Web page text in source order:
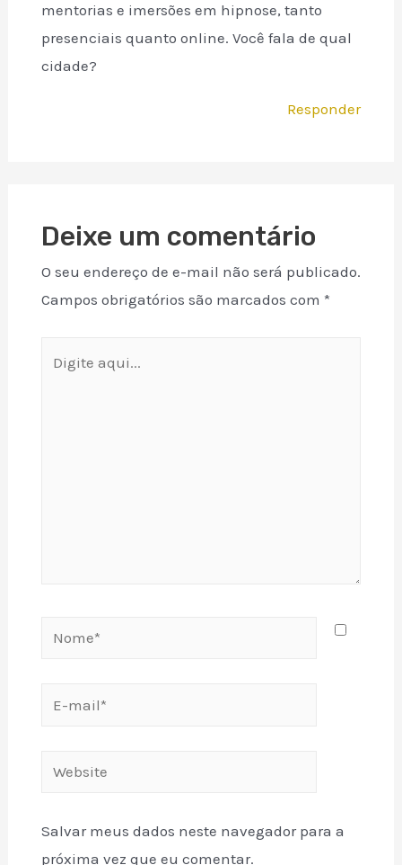
mentorias e imersões em hipnose, tanto
presenciais quanto online. Você fala de qual
cidade?
Responder
Deixe um comentário
O seu endereço de e-mail não será publicado.
Campos obrigatórios são marcados com *
aqui...
Website
Salvar meus dados neste navegador para a
próxima vez que eu comentar.